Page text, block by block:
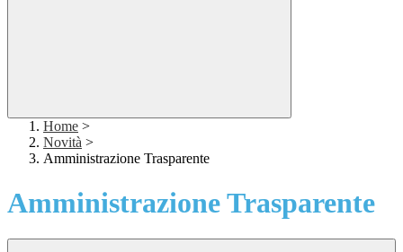
Home >
Novità >
Amministrazione Trasparente
Amministrazione Trasparente